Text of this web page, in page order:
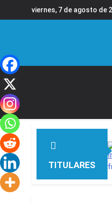
viernes, 7 de agosto de
TITULARES